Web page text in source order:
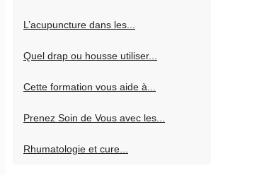
L’acupuncture dans les...
Quel drap ou housse utiliser...
Cette formation vous aide à...
Prenez Soin de Vous avec les...
Rhumatologie et cure...